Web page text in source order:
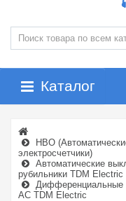
Каталог
НВО
электросчетчики)
Автоматические
рубильники TDM Electric
Дифференциальные
АС TDM Electric